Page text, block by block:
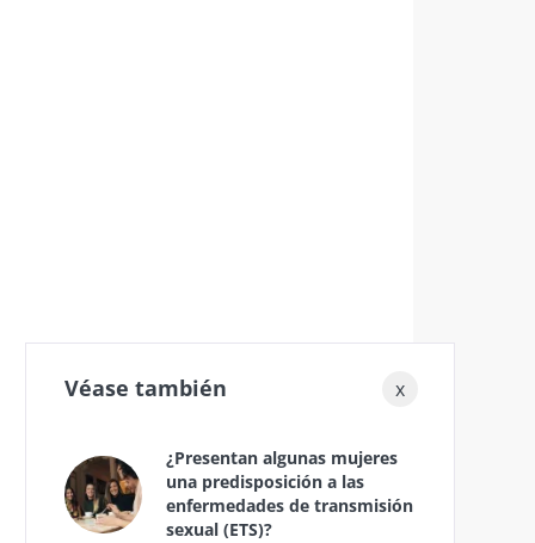
x
Véase también
¿Presentan algunas mujeres
una predisposición a las
enfermedades de transmisión
sexual (ETS)?